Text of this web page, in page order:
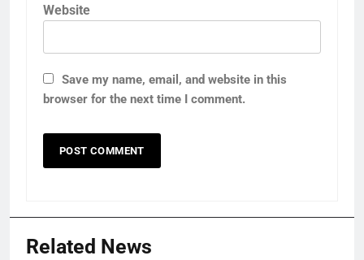
Website
Save my name, email, and website in this
browser for the next time I comment.
Related News